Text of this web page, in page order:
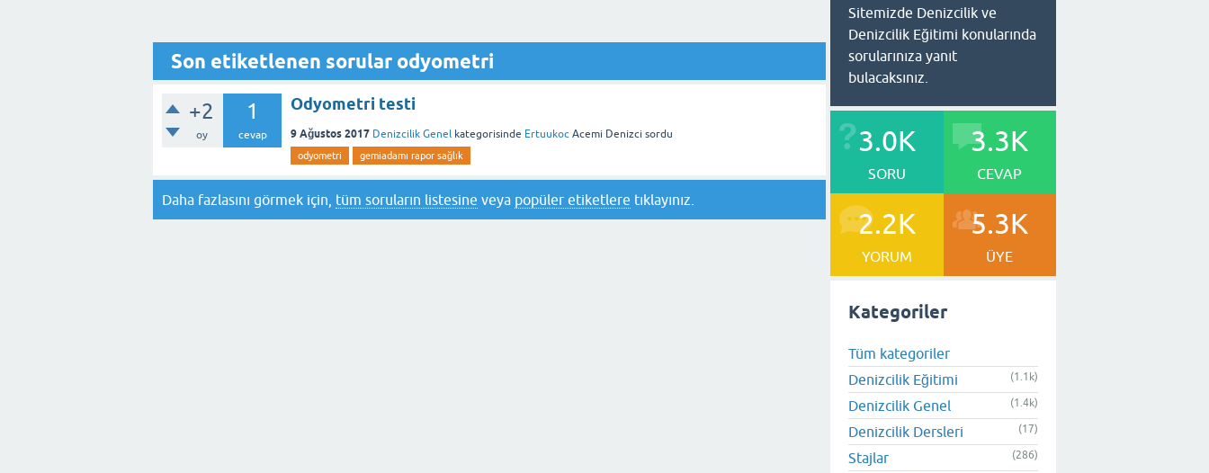
Son etiketlenen sorular odyometri
+2
oy
1
cevap
Odyometri testi
9 Ağustos 2017 Denizcilik Genel kategorisinde Ertuukoc Acemi Denizci sordu
odyometri gemiadamı rapor sağlık
Daha fazlasını görmek için, tüm soruların listesine veya popüler etiketlere tıklayınız.
Sitemizde Denizcilik ve
Denizcilik Eğitimi konularında
sorularınıza yanıt
bulacaksınız.
3.0K
SORU
3.3K
CEVAP
2.2K
YORUM
5.3K
ÜYE
Kategoriler
Tüm kategoriler
Denizcilik Eğitimi
(1.1k)
Denizcilik Genel (1.4k)
Denizcilik Dersleri (17)
Stajlar (286)